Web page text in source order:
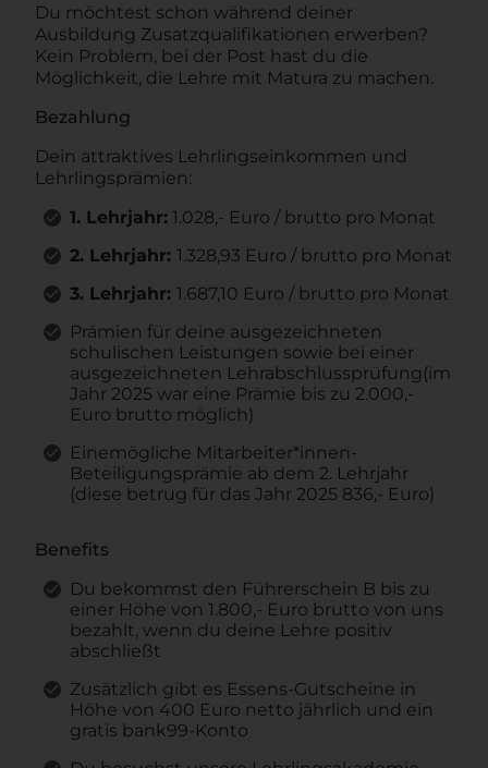
Du möchtest schon während deiner
Ausbildung Zusatzqualifikationen erwerben?
Kein Problem, bei der Post hast du die
Möglichkeit, die Lehre mit Matura zu machen.
Bezahlung
Dein attraktives Lehrlingseinkommen und
Lehrlingsprämien:
1. Lehrjahr: 1.028,- Euro / brutto pro Monat
2. Lehrjahr: 1.328,93 Euro / brutto pro Monat
3. Lehrjahr: 1.687,10 Euro / brutto pro Monat
Prämien für deine ausgezeichneten
schulischen Leistungen sowie bei einer
ausgezeichneten Lehrabschlussprüfung(im
Jahr 2025 war eine Prämie bis zu 2.000,-
Euro brutto möglich)
Einemögliche Mitarbeiter*innen-
Beteiligungsprämie ab dem 2. Lehrjahr
(diese betrug für das Jahr 2025 836,- Euro)
Benefits
Du bekommst den Führerschein B bis zu
einer Höhe von 1.800,- Euro brutto von uns
bezahlt, wenn du deine Lehre positiv
abschließt
Zusätzlich gibt es Essens-Gutscheine in
Höhe von 400 Euro netto jährlich und ein
gratis bank99-Konto